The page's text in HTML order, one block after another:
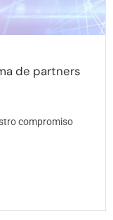
de partners
compromiso